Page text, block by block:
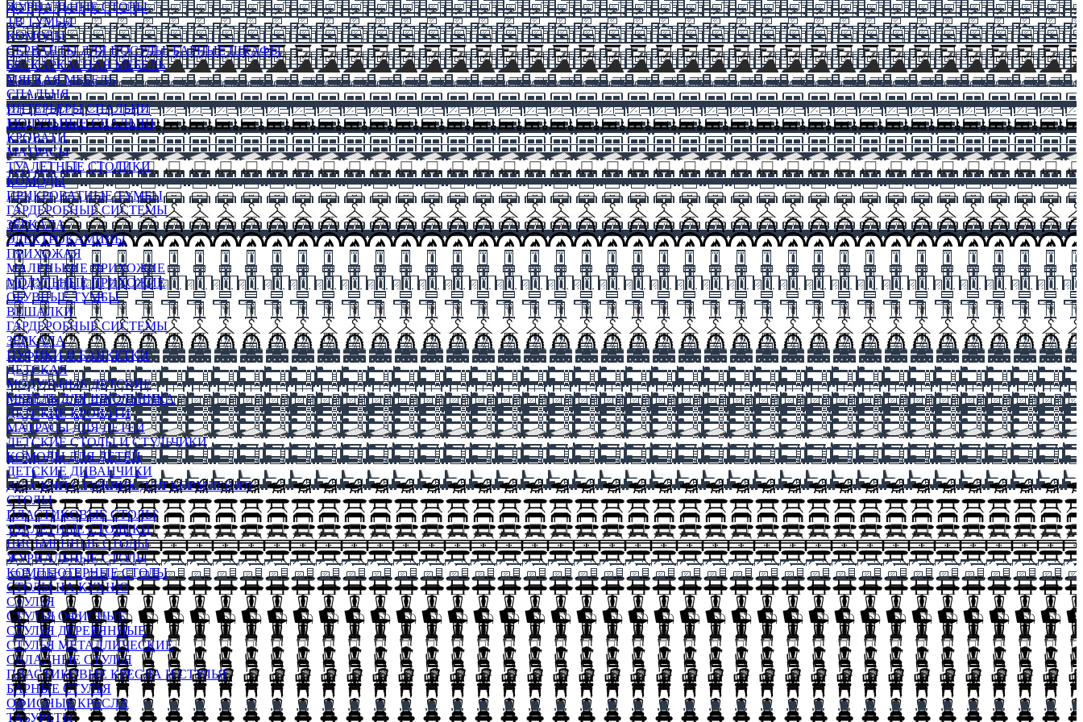
ЖУРНАЛЬНЫЕ СТОЛЫ
ТВ ТУМБЫ
КОМОДЫ
СЕРВАНТЫ ДЛЯ ПОСУДЫ, БАРНЫЕ ШКАФЫ
БЕСКАРКАСНАЯ МЕБЕЛЬ
МЯГКАЯ МЕБЕЛЬ
СПАЛЬНЯ
ИНТЕРЬЕРЫ СПАЛЬНИ
МОДУЛЬНЫЕ СПАЛЬНИ
КРОВАТИ
МАТРАСЫ
ТУАЛЕТНЫЕ СТОЛИКИ
КОМОДЫ
ПРИКРОВАТНЫЕ ТУМБЫ
ГАРДЕРОБНЫЕ СИСТЕМЫ
ЗЕРКАЛА
ЭЛЕКТРОКАМИНЫ
ПРИХОЖАЯ
МАЛЕНЬКИЕ ПРИХОЖИЕ
МОДУЛЬНЫЕ ПРИХОЖИЕ
ОБУВНЫЕ ТУМБЫ
ВЕШАЛКИ
ГАРДЕРОБНЫЕ СИСТЕМЫ
ЗЕРКАЛА
ПУФИКИ И БАНКЕТКИ
ДЕТСКАЯ
МОДУЛЬНЫЕ ДЕТСКИЕ
МЕБЕЛЬ ДЛЯ ШКОЛЬНИКА
ДЕТСКИЕ КРОВАТИ
МАТРАСЫ ДЛЯ ДЕТЕЙ
ДЕТСКИЕ СТОЛЫ И СТУЛЬЧИКИ
КОМОДЫ ДЛЯ ДЕТЕЙ
ДЕТСКИЕ ДИВАНЧИКИ
ДЕТСКИЙ СТУЛЬЧИК ДЛЯ КОРМЛЕНИЯ
СТОЛЫ
ПЛАСТИКОВЫЕ СТОЛЫ
ТУАЛЕТНЫЕ СТОЛИКИ
ПИСЬМЕННЫЕ СТОЛЫ
ЖУРНАЛЬНЫЕ СТОЛЫ
КОМПЬЮТЕРНЫЕ СТОЛЫ
СТОЛЫ НА КУХНЮ
СТУЛЬЯ
СТУЛЬЯ ОФИСНЫЕ
СТУЛЬЯ ДЕРЕВЯННЫЕ
СТУЛЬЯ МЕТАЛЛИЧЕСКИЕ
СКЛАДНЫЕ СТУЛЬЯ
ПЛАСТИКОВЫЕ КРЕСЛА И СТУЛЬЯ
БАРНЫЕ СТУЛЬЯ
ОФИСНЫЕ КРЕСЛА
ТАБУРЕТЫ